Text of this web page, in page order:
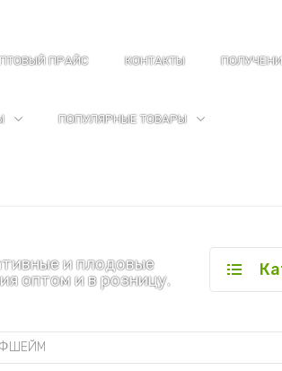
ПРАЙС КОНТАКТЫ
ПОПУЛЯРНЫЕ ТОВАРЫ
и плодовые
оптом и в розницу.